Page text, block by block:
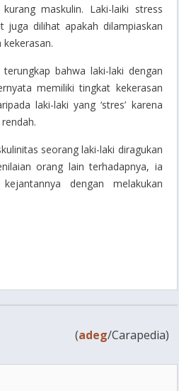
maskulin. Laki-laiki stress
juga dilihat apakah dilampiaskan
bahwa laki-laki dengan
memiliki tingkat kekerasan
laki-laki yang ‘stres’ karena
seorang laki-laki diragukan
orang lain terhadapnya, ia
dengan melakukan
(adeg/Carapedia)